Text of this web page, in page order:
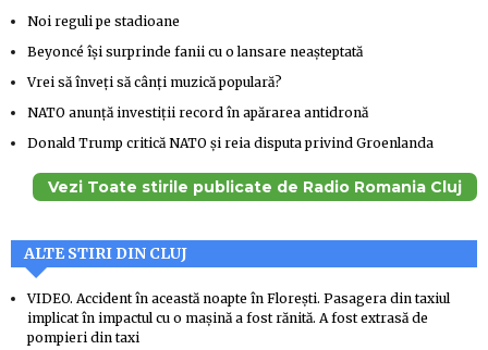
Noi reguli pe stadioane
Beyoncé își surprinde fanii cu o lansare neașteptată
Vrei să înveți să cânți muzică populară?
NATO anunță investiții record în apărarea antidronă
Donald Trump critică NATO și reia disputa privind Groenlanda
Vezi Toate stirile publicate de Radio Romania Cluj
ALTE STIRI DIN CLUJ
VIDEO. Accident în această noapte în Florești. Pasagera din taxiul
implicat în impactul cu o mașină a fost rănită. A fost extrasă de
pompieri din taxi